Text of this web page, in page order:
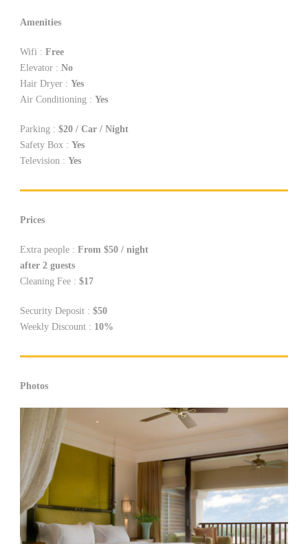
Amenities
Wifi : Free
Elevator : No
Hair Dryer : Yes
Air Conditioning : Yes
Parking : $20 / Car / Night
Safety Box : Yes
Television : Yes
Prices
Extra people : From $50 / night
after 2 guests
Cleaning Fee : $17
Security Deposit : $50
Weekly Discount : 10%
Photos